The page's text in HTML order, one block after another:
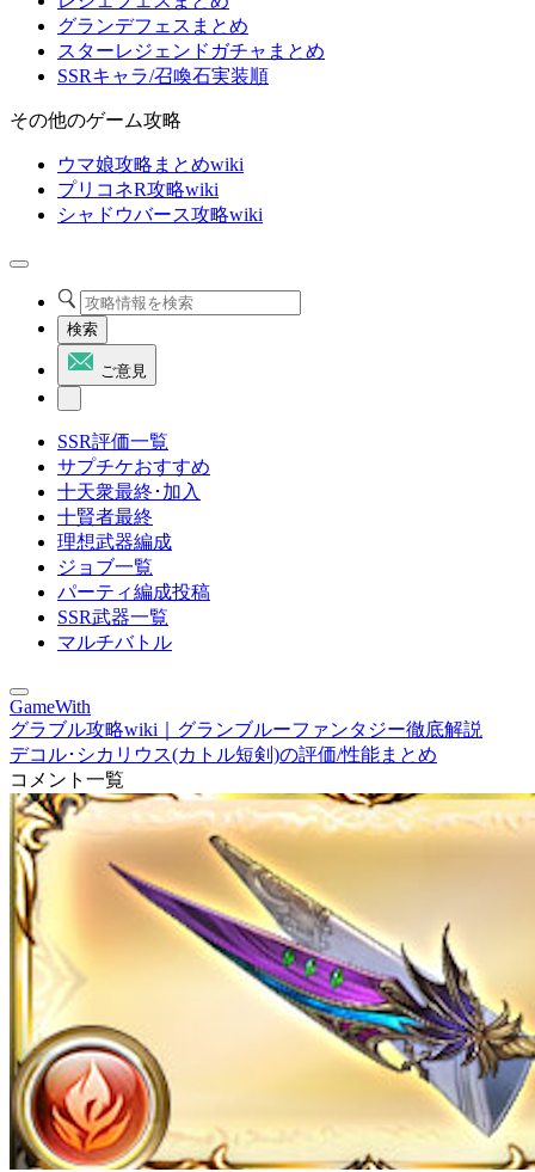
グランデフェスまとめ
スターレジェンドガチャまとめ
SSRキャラ/召喚石実装順
その他のゲーム攻略
ウマ娘攻略まとめwiki
プリコネR攻略wiki
シャドウバース攻略wiki
検索
ご意見
SSR評価一覧
サプチケおすすめ
十天衆最終･加入
十賢者最終
理想武器編成
ジョブ一覧
パーティ編成投稿
SSR武器一覧
マルチバトル
GameWith
グラブル攻略wiki｜グランブルーファンタジー徹底解説
デコル･シカリウス(カトル短剣)の評価/性能まとめ
コメント一覧